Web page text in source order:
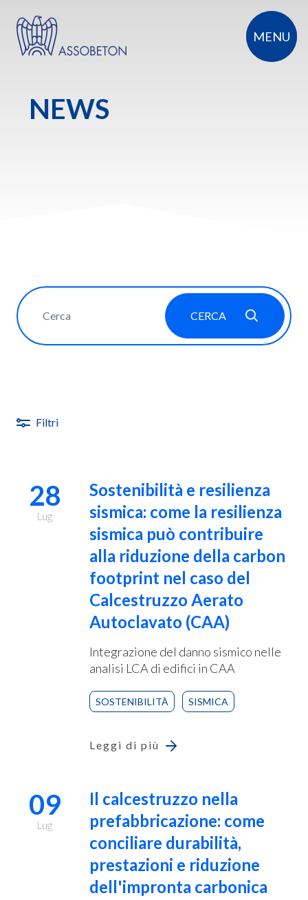
MENU
NEWS
CERCA
Filtri
28
Lug
Sostenibilità e resilienza
sismica: come la resilienza
sismica può contribuire
alla riduzione della carbon
footprint nel caso del
Calcestruzzo Aerato
Autoclavato (CAA)
Integrazione del danno sismico nelle
analisi LCA di edifici in CAA
SOSTENIBILITÀ SISMICA
Leggi di più
09
Lug
Il calcestruzzo nella
prefabbricazione: come
conciliare durabilità,
prestazioni e riduzione
dell'impronta carbonica